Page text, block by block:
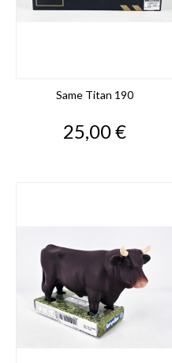
Same Titan 190
Prix
25,00 €